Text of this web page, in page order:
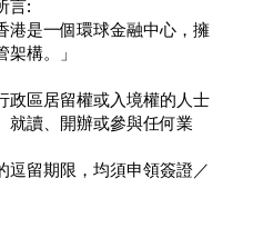
言:
港是一個環球金融中心，擁
構。」
政區居留權或入境權的人士
就讀、開辦或參與任何業
逗留期限，均須申領簽證／